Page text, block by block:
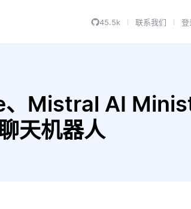
45.5k 联系我们 登
Mistral AI
天机器人